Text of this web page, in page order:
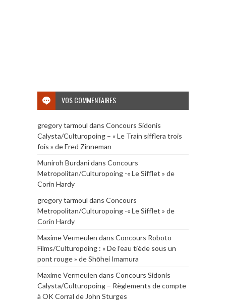
VOS COMMENTAIRES
gregory tarmoul dans Concours Sidonis
Calysta/Culturopoing – « Le Train sifflera trois
fois » de Fred Zinneman
Muniroh Burdanidans Concours
Metropolitan/Culturopoing -« Le Sifflet » de
Corin Hardy
gregory tarmoul dans Concours
Metropolitan/Culturopoing -« Le Sifflet » de
Corin Hardy
Maxime Vermeulen dans Concours Roboto
Films/Culturopoing : « De l’eau tiède sous un
pont rouge » de Shōhei Imamura
Maxime Vermeulen dans Concours Sidonis
Calysta/Culturopoing – Règlements de compte
à OK Corral de John Sturges